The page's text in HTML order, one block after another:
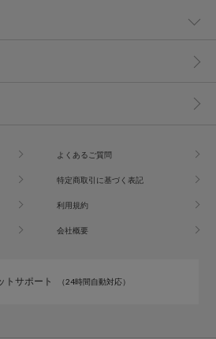
よくあるご質問
特定商取引に基づく表記
利用規約
会社概要
トサポート （24時間自動対応）